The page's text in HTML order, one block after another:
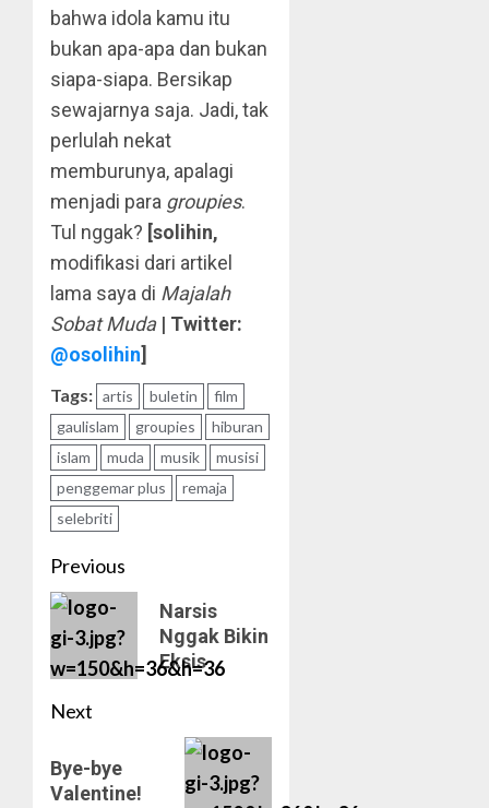
bahwa idola kamu itu
bukan apa-apa dan bukan
siapa-siapa. Bersikap
sewajarnya saja. Jadi, tak
perlulah nekat
memburunya, apalagi
menjadi para groupies.
Tul nggak? [solihin,
modifikasi dari artikel
lama saya di Majalah
Sobat Muda| Twitter:
@osolihin]
Tags: artis buletin
film
gaulislam
groupies
hiburan
islam
muda musik
musisi
penggemar plus
remaja
selebriti
Post
navigation
Previous
Previous
post:
Narsis
Nggak Bikin
Eksis
Next
post:
Bye-bye
Valentine!